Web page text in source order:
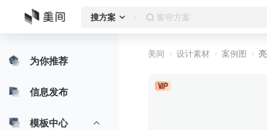
搜方案 窗帘方案
为你推荐
信息发布
模板中心
美间 设计素材 案例图